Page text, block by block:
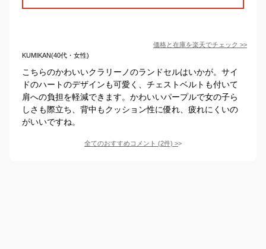
価格と在庫を楽天でチェック >>
KUMIKAN(40代・女性)
こちらのかわいいクラリーノのランドセルはいかが。サイ
ドのハートのデザインも可愛く、チェストベルトも付いて
肩への負担を軽減できます。かわいいパープルで女の子ら
しさも際立ち、背中もクッション性に優れ、疲れにくいの
がいいですね。
全てのおすすめコメント (2件) >